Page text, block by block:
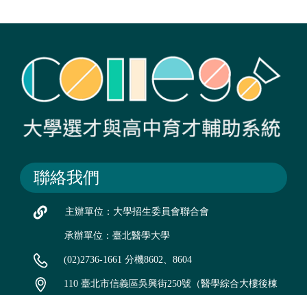
聯絡我們
主辦單位：大學招生委員會聯合會
承辦單位：臺北醫學大學
(02)2736-1661 分機8602、8604
110 臺北市信義區吳興街250號（醫學綜合大樓後棟